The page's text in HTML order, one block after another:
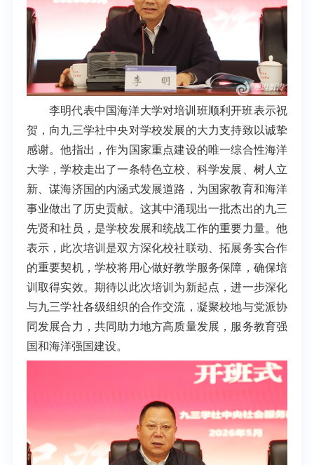
李明代表中国海洋大学对培训班顺利开班表示祝
贺，向九三学社中央对学校发展的大力支持致以诚挚
感谢。他指出，作为国家重点建设的唯一综合性海洋
大学，学校走出了一条特色立校、科学发展、树人立
新、谋海济国的内涵式发展道路，为国家教育和海洋
事业做出了历史贡献。这其中涌现出一批杰出的九三
先贤和社员，是学校发展和统战工作的重要力量。他
表示，此次培训是双方深化校社联动、拓展务实合作
的重要契机，学校将用心做好教学服务保障，确保培
训取得实效。期待以此次培训为新起点，进一步深化
与九三学社各级组织的合作交流，凝聚校地与党派协
同发展合力，共同助力地方高质量发展，服务教育强
国和海洋强国建设。